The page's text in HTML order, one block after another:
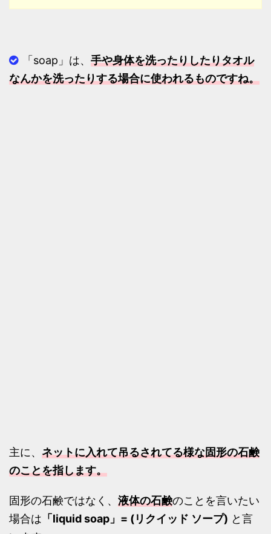
「soap」は、 手や身体を洗ったりしたりタオル
なんかを洗ったりする場合に使われるものですね。
主に、 ネットに入れて吊るされてる様な固形の石鹸
のことを指します。
固形の石鹸ではなく、 液体の石鹸のことを言いたい
場合は 「liquid soap」= (リクイッド ソープ) と言